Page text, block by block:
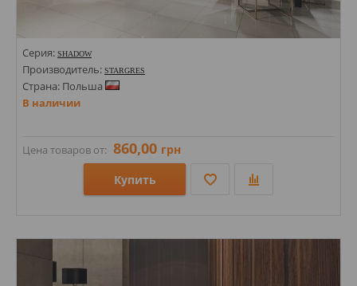
Серия: SHADOW
Производитель: STARGRES
Страна: Польша
В наличии
Цена товаров от: 860,00 грн
Купить
Стили: Под бетон;
Цвета: